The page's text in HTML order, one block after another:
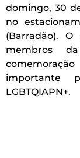
domingo, 30
no
(Barradão).
membros
importante
LGBTQIAPN+.